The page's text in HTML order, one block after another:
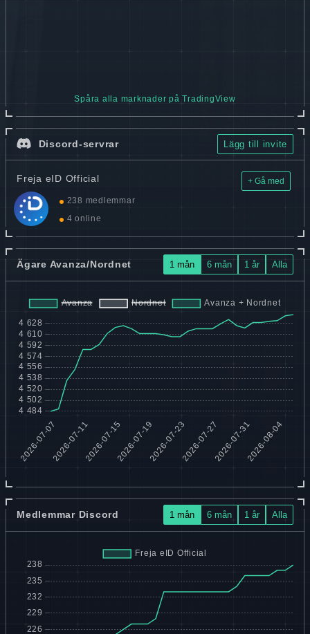
Spåra alla marknader på TradingView
Discord-servrar Lägg till invite
Freja eID Official
238 medlemmar
4 online
+ Gå med
Ägare Avanza/Nordnet 1 mån 6 mån 1 år Alla
Medlemmar Discord 1 mån 6 mån 1 år Alla